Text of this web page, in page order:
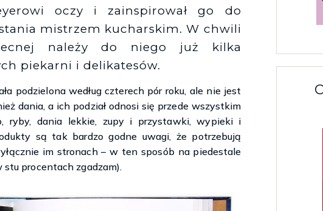
oczy i zainspirował go do
mistrzem kucharskim. W chwili
należy do niego już kilka
piekarni i delikatesów.
podzielona według czterech pór roku, ale nie jest
dania, a ich podział odnosi się przede wszystkim
ryby, dania lekkie, zupy i przystawki, wypieki i
są tak bardzo godne uwagi, że potrzebują
im stronach – w ten sposób na piedestale
stu procentach zgadzam).